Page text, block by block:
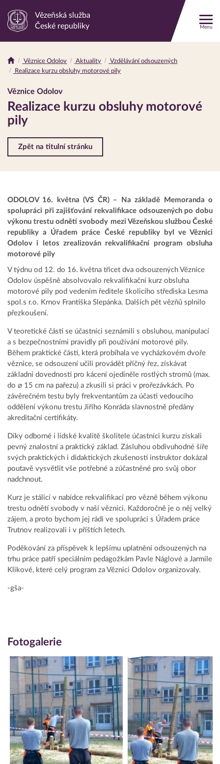
Odkaz
stránku
Vězeňská služba
České republiky
Menu
Drobečková
Věznice Odolov Aktuality
Vzdělávání odsouzených
Realizace kurzu obsluhy motorové pily
Věznice Odolov
Realizace kurzu obsluhy motorové
pily
Zpět na titulní stránku
ODOLOV 16. května (VS ČR) – Na základě Memoranda o
spolupráci při zajišťování rekvalifikace odsouzených po dobu
výkonu trestu odnětí svobody mezi Vězeňskou službou České
republiky a Úřadem práce České republiky byl ve Věznici
Odolov i letos zrealizován rekvalifikační program obsluha
motorové pily
V týdnu od 12. do 16. května třicet dva odsouzených Věznice
Odolov úspěšně absolvovalo rekvalifikační kurz obsluha
motorové pily pod vedením ředitele školicího střediska Lesma
spol.s r.o. Krnov Františka Slepánka. Dalších pět vězňů splnilo
přezkoušení.
V teoretické části se účastníci seznámili s obsluhou, manipulací
a s bezpečnostními pravidly při používání motorové pily.
Během praktické části, která probíhala ve vycházkovém dvoře
věznice, se odsouzení učili provádět příčný řez, získávat
základní dovednosti pro kácení ojediněle rostlých stromů (max.
do ⌀ 15 cm na pařezu) a zkusili si práci v prořezávkách. Po
závěrečném testu byly frekventantům za účasti vedoucího
oddělení výkonu trestu Jiřího Konráda slavnostně předány
akreditační certifikáty.
Díky odborné i lidské kvalitě školitele účastníci kurzu získali
pevný znalostní a praktický základ. Zásluhou obdivuhodné šíře
svých praktických i didaktických zkušeností instruktor dokázal
poutavě vysvětlit vše potřebné a zúčastněné pro svůj obor
nadchnout.
Kurz je stálicí v nabídce rekvalifikací pro vězně během výkonu
trestu odnětí svobody v naší věznici. Každoročně je o něj velký
zájem, a proto bychom jej rádi ve spolupráci s Úřadem práce
Trutnov realizovali i v příštích letech.
Poděkování za příspěvek k lepšímu uplatnění odsouzených na
trhu práce patří speciálním pedagožkám Pavle Náglové a Jarmile
Klikové, které celý program za Věznici Odolov organizovaly.
-gša-
Fotogalerie